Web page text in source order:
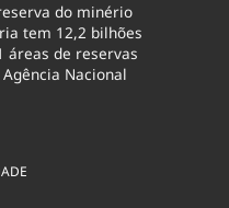
do minério
tem 12,2 bilhões
áreas de reservas
Nacional